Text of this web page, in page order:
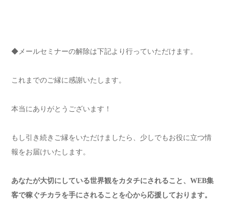
◆メールセミナーの解除は下記より行っていただけます。
これまでのご縁に感謝いたします。
本当にありがとうございます！
もし引き続きご縁をいただけましたら、少しでもお役に立つ情
報をお届けいたします。
あなたが大切にしている世界観をカタチにされること、WEB集
客で稼ぐチカラを手にされることを心から応援しております。